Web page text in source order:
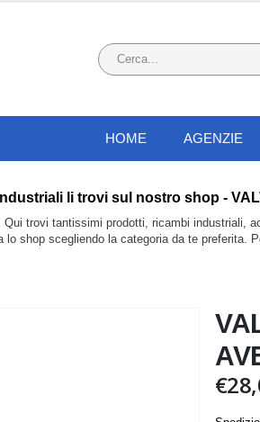
HOME AGENZIE
li trovi sul nostro shop -
trovi tantissimi prodotti, ricambi industriali,
shop scegliendo la categoria da te preferita.
€